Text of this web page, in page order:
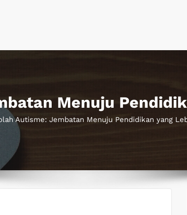
Menuju
Autisme: Jembatan Menuju Pendidikan yang